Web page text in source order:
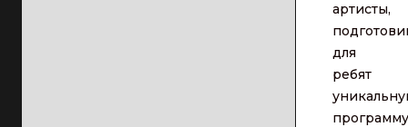
артисты,
для
ребят